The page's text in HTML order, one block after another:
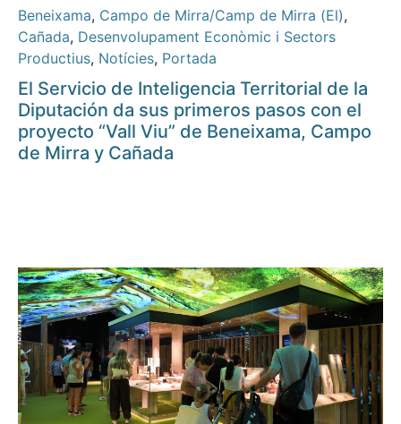
Beneixama, Campo de Mirra/Camp de Mirra (El),
Cañada, Desenvolupament Econòmic i Sectors
Productius, Notícies, Portada
El Servicio de Inteligencia Territorial de la
Diputación da sus primeros pasos con el
proyecto “Vall Viu” de Beneixama, Campo
de Mirra y Cañada